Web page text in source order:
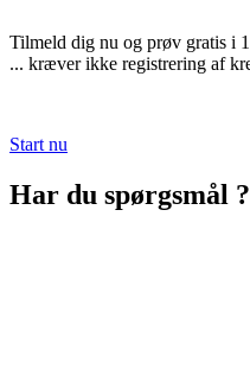
Tilmeld dig nu og prøv gratis i
... kræver ikke registrering af
Start nu
Har du spørgsmål ?